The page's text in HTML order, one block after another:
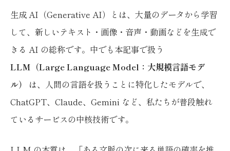
生成 AI（Generative AI）とは、大量のデータから学習
して、新しいテキスト・画像・音声・動画などを生成で
きる AI の総称です。中でも本記事で扱う
LLM（Large Language Model：大規模言語モデ
ル）
は、人間の言語を扱うことに特化したモデルで、
ChatGPT、Claude、Gemini など、私たちが普段触れ
ているサービスの中核技術です。